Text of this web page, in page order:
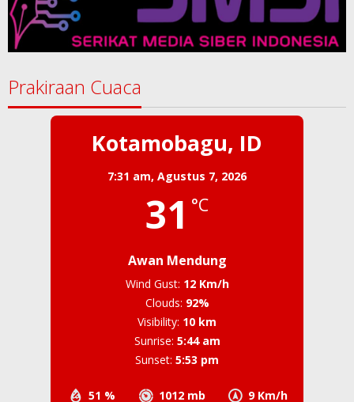
Prakiraan Cuaca
Kotamobagu, ID
7:31 am, Agustus 7, 2026
31 °C
Awan Mendung
51 % 1012 mb 9 Km/h
Wind Gust: 12 Km/h
Clouds: 92%
Visibility: 10 km
Sunrise: 5:44 am
Sunset: 5:53 pm